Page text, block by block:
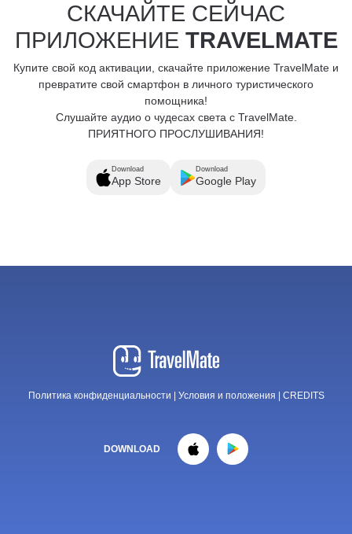
СКАЧАЙТЕ СЕЙЧАС
ПРИЛОЖЕНИЕ TRAVELMATE
Купите свой код активации, скачайте приложение TravelMate и
превратите свой смартфон в личного туристического
помощника!
Слушайте аудио о чудесах света с TravelMate.
ПРИЯТНОГО ПРОСЛУШИВАНИЯ!
Download
App Store
Download
Google Play
Политика конфиденциальности Условия и положения CREDITS
DOWNLOAD